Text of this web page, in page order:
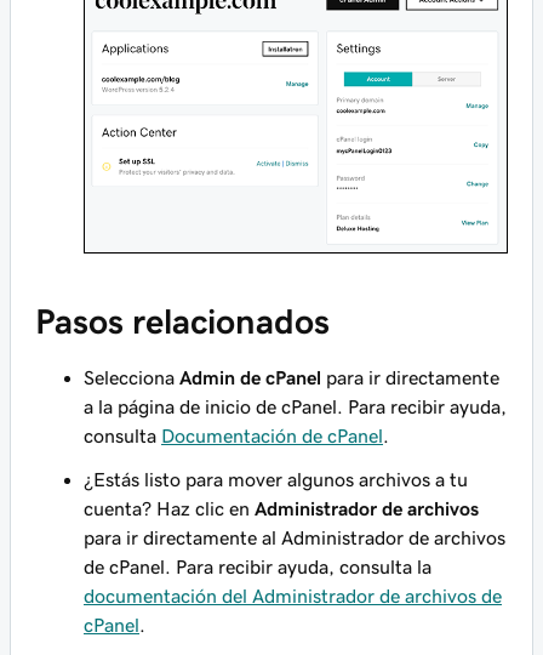
Pasos relacionados
Selecciona Admin de cPanel para ir directamente
a la página de inicio de cPanel. Para recibir ayuda,
consulta Documentación de cPanel.
¿Estás listo para mover algunos archivos a tu
cuenta? Haz clic en Administrador de archivos
para ir directamente al Administrador de archivos
de cPanel. Para recibir ayuda, consulta la
documentación del Administrador de archivos de
cPanel.